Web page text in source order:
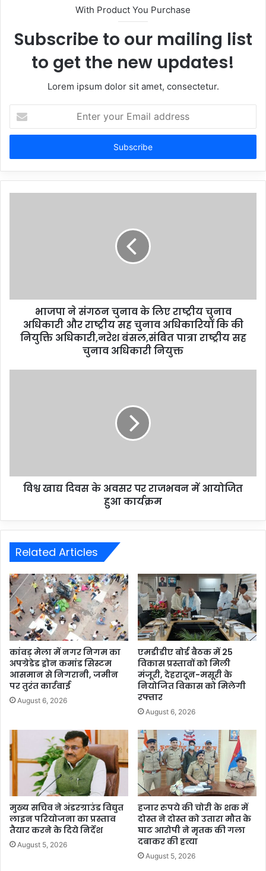
With Product You Purchase
Subscribe to our mailing list
to get the new updates!
Lorem ipsum dolor sit amet, consectetur.
Enter
your
Email
भाजपा ने संगठन चुनाव के लिए राष्ट्रीय चुनाव
अधिकारी और राष्ट्रीय सह चुनाव अधिकारियों कि की
नियुक्ति अधिकारी,नरेश बंसल,संबित पात्रा राष्ट्रीय सह
चुनाव अधिकारी नियुक्त
विश्व खाद्य दिवस के अवसर पर राजभवन में आयोजित
हुआ कार्यक्रम
Related Articles
कांवड़ मेला में नगर निगम का
अपग्रेडेड ड्रोन कमांड सिस्टम
आसमान से निगरानी, जमीन
पर तुरंत कार्रवाई
August 6, 2026
एमडीडीए बोर्ड बैठक में 25
विकास प्रस्तावों को मिली
मंजूरी, देहरादून-मसूरी के
नियोजित विकास को मिलेगी
रफ्तार
August 6, 2026
मुख्य सचिव ने अंडरग्राउंड विद्युत
लाइन परियोजना का प्रस्ताव
तैयार करने के दिये निर्देश
August 5, 2026
हजार रुपये की चोरी के शक में
दोस्त ने दोस्त को उतारा मौत के
घाट आरोपी ने मृतक की गला
दबाकर की हत्या
August 5, 2026